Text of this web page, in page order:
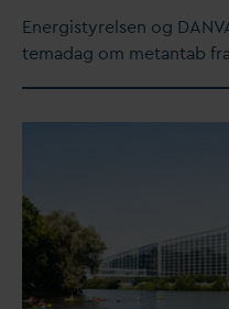
Energistyrelsen og DANV
temadag om metantab